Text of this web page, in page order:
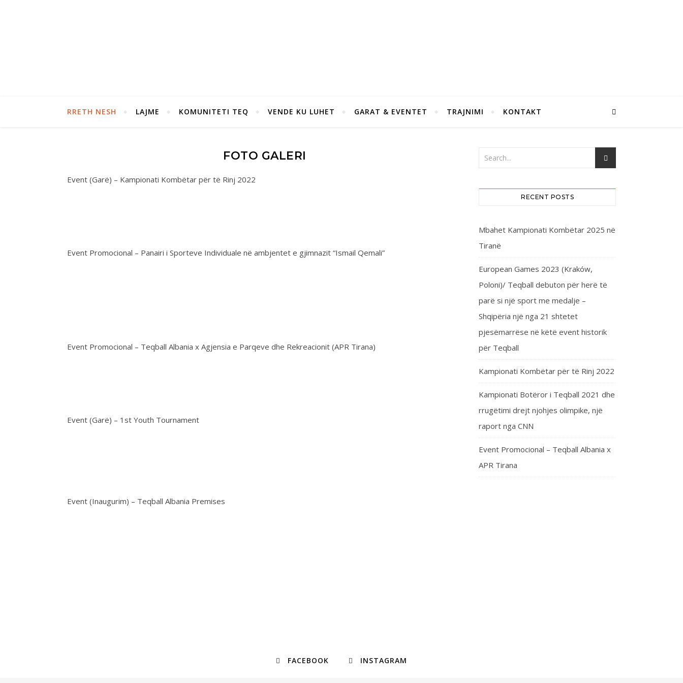
RRETH NESH LAJME KOMUNITETI TEQ VENDE KU LUHET GARAT & EVENTET TRAJNIMI KONTAKT
FOTO GALERI
Event (Garë) – Kampionati Kombëtar për të Rinj 2022
Event Promocional – Panairi i Sporteve Individuale në ambjentet e gjimnazit “Ismail Qemali”
Event Promocional – Teqball Albania x Agjensia e Parqeve dhe Rekreacionit (APR Tirana)
Event (Garë) – 1st Youth Tournament
Event (Inaugurim) – Teqball Albania Premises
RECENT POSTS
Mbahet Kampionati Kombëtar 2025 në
Tiranë
European Games 2023 (Kraków,
Poloni)/ Teqball debuton për herë të
parë si një sport me medalje –
Shqipëria një nga 21 shtetet
pjesëmarrëse në këtë event historik
për Teqball
Kampionati Kombëtar për të Rinj 2022
Kampionati Botëror i Teqball 2021 dhe
rrugëtimi drejt njohjes olimpike, një
raport nga CNN
Event Promocional – Teqball Albania x
APR Tirana
FACEBOOK INSTAGRAM